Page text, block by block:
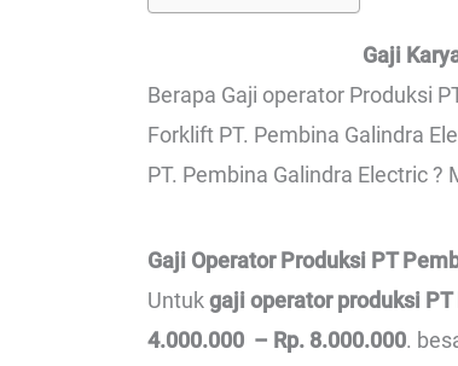
Gaji
Berapa Gaji operator Produksi
Forklift PT. Pembina Galindra
PT. Pembina Galindra Electric
Gaji Operator Produksi PT
Untukgaji operator produksi
4.000.000 – Rp. 8.000.000.